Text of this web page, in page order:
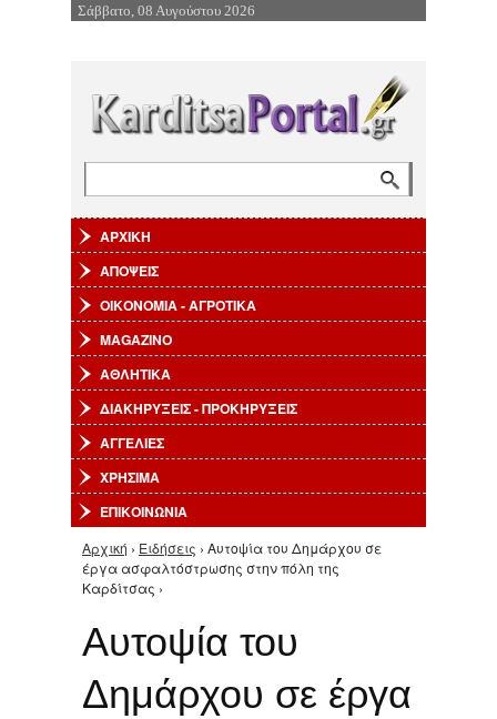
Επιστροφή στην Πλοήγηση
Σάββατο, 08 Αυγούστου 2026
ΑΡΧΙΚΗ
ΑΠΟΨΕΙΣ
ΟΙΚΟΝΟΜΙΑ - ΑΓΡΟΤΙΚΑ
MAGAZINO
ΑΘΛΗΤΙΚΑ
ΔΙΑΚΗΡΥΞΕΙΣ - ΠΡΟΚΗΡΥΞΕΙΣ
ΑΓΓΕΛΙΕΣ
ΧΡΗΣΙΜΑ
ΕΠΙΚΟΙΝΩΝΙΑ
Είστε εδώ
Αρχική › Ειδήσεις › Αυτοψία του Δημάρχου σε
έργα ασφαλτόστρωσης στην πόλη της
Καρδίτσας ›
Αυτοψία του
Δημάρχου σε έργα